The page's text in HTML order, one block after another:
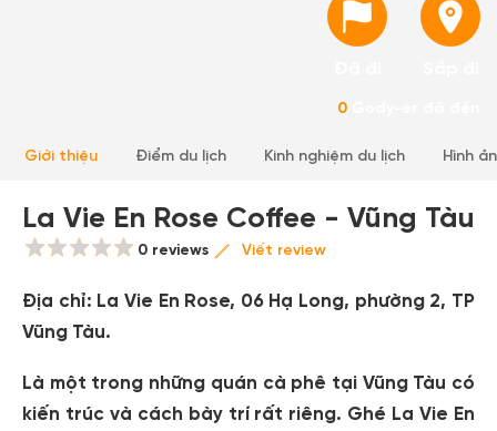
0
Giới thiệu Điểm du lịch Kinh nghiệm du lịch Hình
La Vie En Rose Coffee - Vũng Tàu
0 reviews Viết review
Địa chỉ: La Vie En Rose, 06 Hạ Long, phường 2, TP
Vũng Tàu.
Là một trong những quán cà phê tại Vũng Tàu có
kiến trúc và cách bày trí rất riêng. Ghé La Vie En